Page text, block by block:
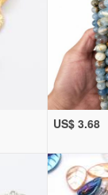
US$ 3.68